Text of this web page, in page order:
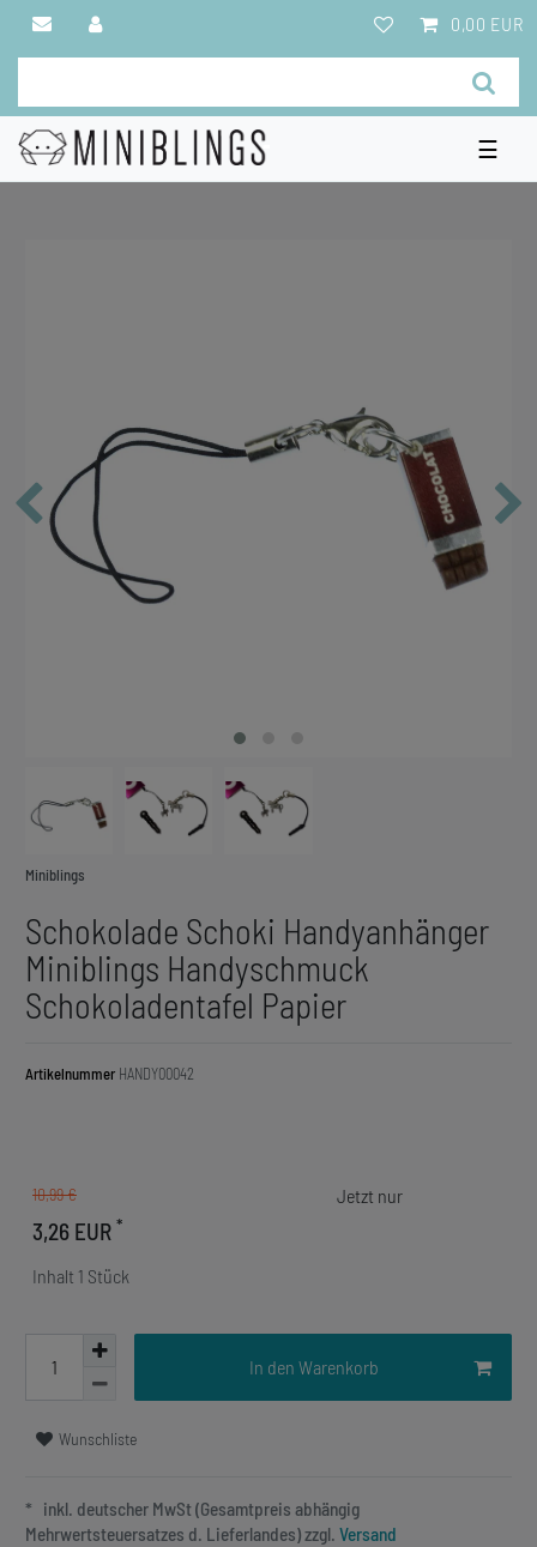
0,00 EUR
☰
Miniblings
Schokolade Schoki Handyanhänger
Miniblings Handyschmuck
Schokoladentafel Papier
Artikelnummer HANDY00042
10,99 €
3,26 EUR *
Inhalt 1 Stück
In den Warenkorb
Wunschliste
* inkl. deutscher MwSt (Gesamtpreis abhängig
Mehrwertsteuersatzes d. Lieferlandes) zzgl. Versand